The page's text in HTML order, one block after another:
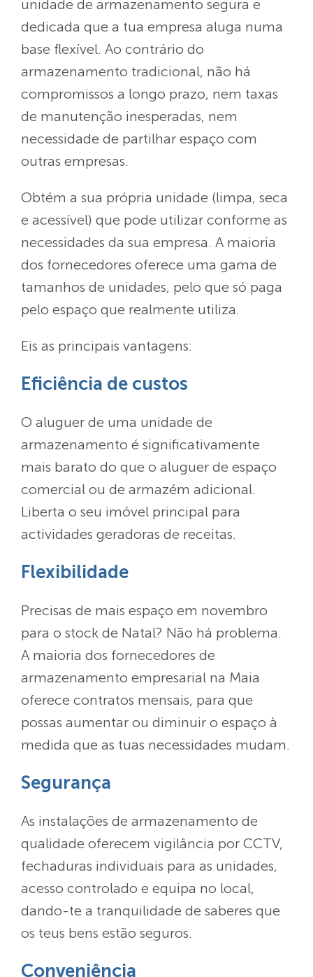
unidade de armazenamento segura e
dedicada que a tua empresa aluga numa
base flexível. Ao contrário do
armazenamento tradicional, não há
compromissos a longo prazo, nem taxas
de manutenção inesperadas, nem
necessidade de partilhar espaço com
outras empresas.
Obtém a sua própria unidade (limpa, seca
e acessível) que pode utilizar conforme as
necessidades da sua empresa. A maioria
dos fornecedores oferece uma gama de
tamanhos de unidades, pelo que só paga
pelo espaço que realmente utiliza.
Eis as principais vantagens:
Eficiência de custos
O aluguer de uma unidade de
armazenamento é significativamente
mais barato do que o aluguer de espaço
comercial ou de armazém adicional.
Liberta o seu imóvel principal para
actividades geradoras de receitas.
Flexibilidade
Precisas de mais espaço em novembro
para o stock de Natal? Não há problema.
A maioria dos fornecedores de
armazenamento empresarial na Maia
oferece contratos mensais, para que
possas aumentar ou diminuir o espaço à
medida que as tuas necessidades mudam.
Segurança
As instalações de armazenamento de
qualidade oferecem vigilância por CCTV,
fechaduras individuais para as unidades,
acesso controlado e equipa no local,
dando-te a tranquilidade de saberes que
os teus bens estão seguros.
Conveniência